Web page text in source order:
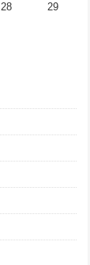
28
29